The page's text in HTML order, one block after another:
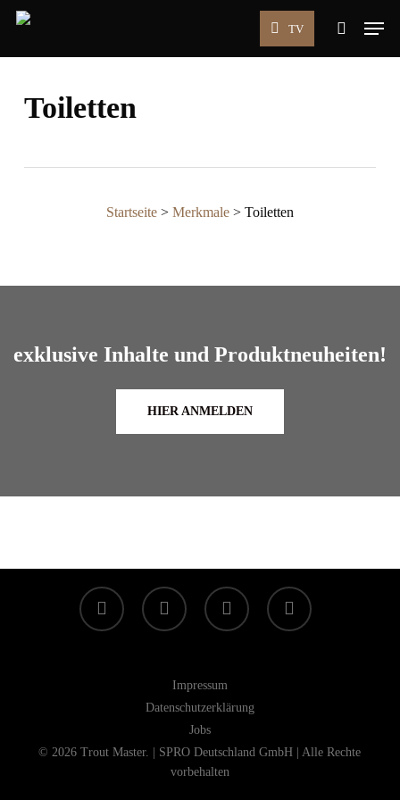
Skip
TV
search
Menu
Toiletten
Startseite> Merkmale> Toiletten
exklusive Inhalte und Produktneuheiten!
HIER ANMELDEN
facebook linkedin youtube instagram
Impressum
Datenschutzerklärung
Jobs
© 2026 Trout Master. | SPRO Deutschland GmbH | Alle Rechte
vorbehalten